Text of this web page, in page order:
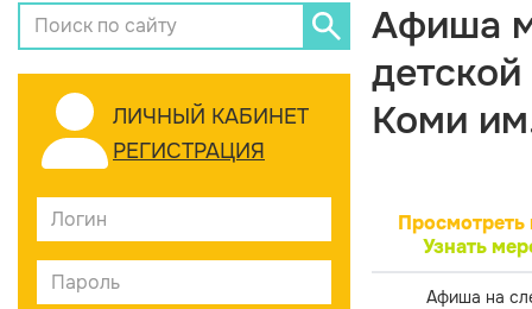
ЛИЧНЫЙ КАБИНЕТ
РЕГИСТРАЦИЯ
Афиша
Коми
Просмотреть
Узнать
Афиша на